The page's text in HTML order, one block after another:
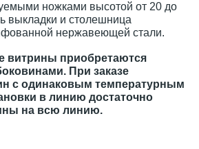
ножками высотой от 20 до
выкладки и столешница
нержавеющей стали.
витрины приобретаются
При заказе
с одинаковым температурным
в линию достаточно
на всю линию.